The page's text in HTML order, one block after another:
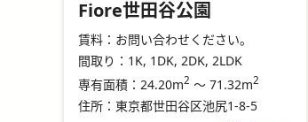
Fiore世田谷公園
賃料： お問い合わせください。
間取り： 1K, 1DK, 2DK, 2LDK
専有面積： 24.20m2 ～ 71.32m2
住所： 東京都世田谷区池尻1-8-5